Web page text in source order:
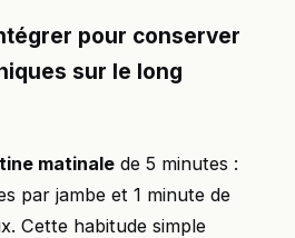
pour conserver
sur le long
matinale de 5 minutes :
par jambe et 1 minute de
Cette habitude simple